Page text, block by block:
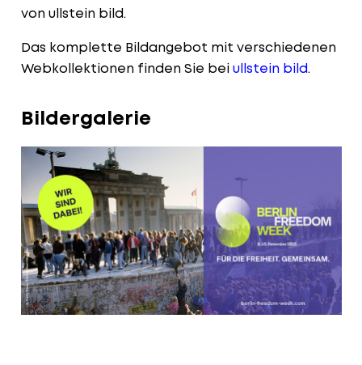
von ullstein bild.
Das komplette Bildangebot mit verschiedenen
Webkollektionen finden Sie bei ullstein bild.
Bildergalerie